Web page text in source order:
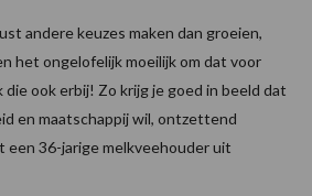
andere keuzes maken dan groeien,
het ongelofelijk moeilijk om dat voor
ook erbij! Zo krijg je goed in beeld dat
en maatschappij wil, ontzettend
een 36-jarige melkveehouder uit